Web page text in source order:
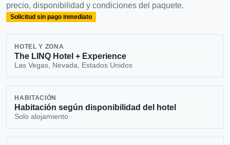
precio, disponibilidad y condiciones del paquete.
Solicitud sin pago inmediato
HOTEL Y ZONA
The LINQ Hotel + Experience
Las Vegas, Nevada, Estados Unidos
HABITACIÓN
Habitación según disponibilidad del hotel
Solo alojamiento